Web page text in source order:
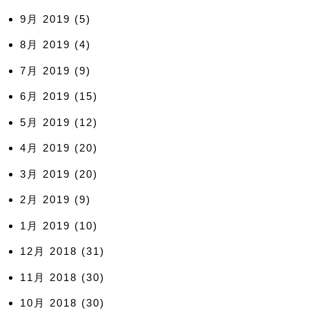
9月 2019 (5)
8月 2019 (4)
7月 2019 (9)
6月 2019 (15)
5月 2019 (12)
4月 2019 (20)
3月 2019 (20)
2月 2019 (9)
1月 2019 (10)
12月 2018 (31)
11月 2018 (30)
10月 2018 (30)